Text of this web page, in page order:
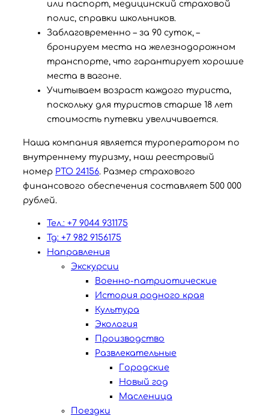
или паспорт, медицинский страховой
полис, справки школьников.
Заблаговременно – за 90 суток, –
бронируем места на железнодорожном
транспорте, что гарантирует хорошие
места в вагоне.
Учитываем возраст каждого туриста,
поскольку для туристов старше 18 лет
стоимость путевки увеличивается.
Наша компания является туроператором по
внутреннему туризму, наш реестровый
номер РТО 24156. Размер страхового
финансового обеспечения составляет 500 000
рублей.
Тел.: +7 9044 931175
Tg: +7 982 9156175
Направления
Экскурсии
Военно-патриотические
История родного края
Культура
Экология
Производство
Развлекательные
Городские
Новый год
Масленица
Поездки